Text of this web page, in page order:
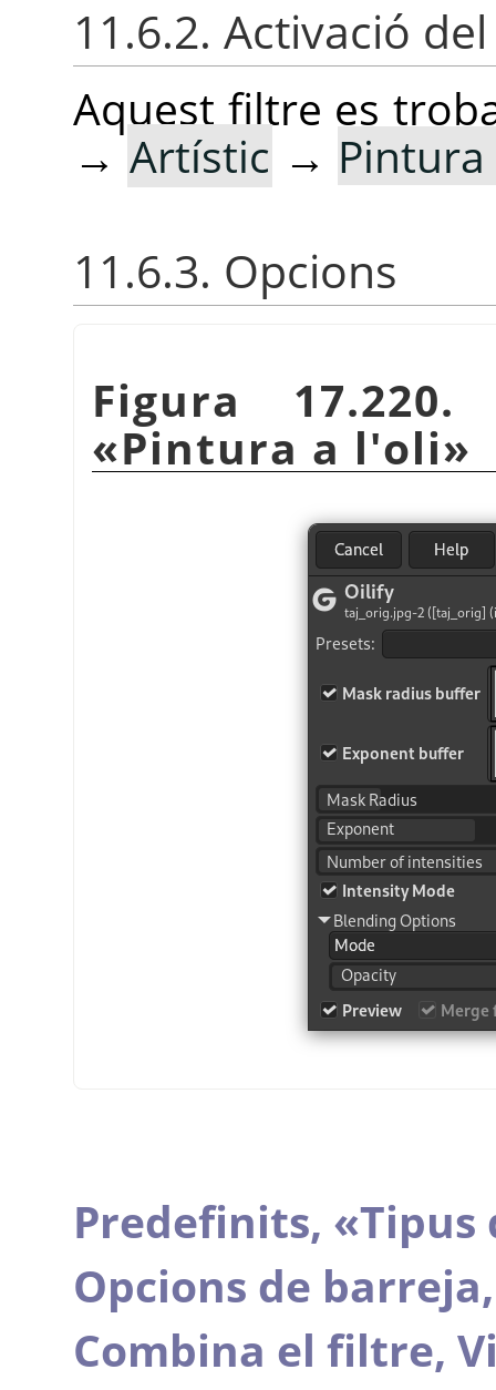
11.6.2. Activació
Aquest filtre es
→ Artístic →
11.6.3. Opcions
Figura
«Pintura a l'oli»
Predefinits, «Tipus
Opcions de
Combina el filtre,